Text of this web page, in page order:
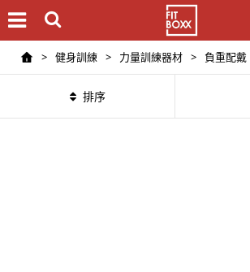
> 健身訓練 > 力量訓練器材 > 負重配戴
排序